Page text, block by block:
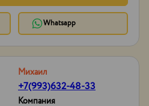
Whatsapp
Михаил
+7(993)632-48-33
Компания